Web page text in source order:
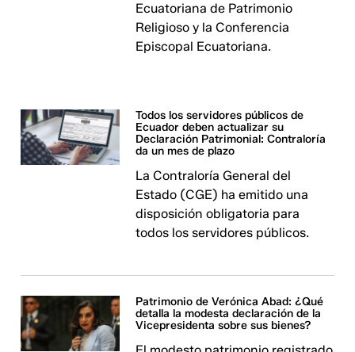
Ecuatoriana de Patrimonio
Religioso y la Conferencia
Episcopal Ecuatoriana.
Todos los servidores públicos de
Ecuador deben actualizar su
Declaración Patrimonial: Contraloría
da un mes de plazo
La Contraloría General del
Estado (CGE) ha emitido una
disposición obligatoria para
todos los servidores públicos.
Patrimonio de Verónica Abad: ¿Qué
detalla la modesta declaración de la
Vicepresidenta sobre sus bienes?